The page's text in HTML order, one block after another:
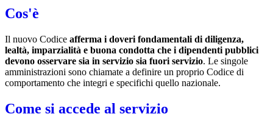
Cos'è
Il nuovo Codice afferma i doveri fondamentali di diligenza,
lealtà, imparzialità e buona condotta che i dipendenti pubblici
devono osservare sia in servizio sia fuori servizio. Le singole
amministrazioni sono chiamate a definire un proprio Codice di
comportamento che integri e specifichi quello nazionale.
Come si accede al servizio